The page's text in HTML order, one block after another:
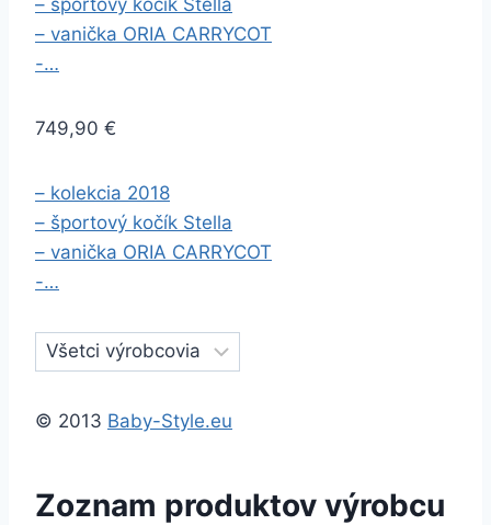
– vanička ORIA CARRYCOT
-…
749,90 €
– kolekcia 2018
– športový kočík Stella
– vanička ORIA CARRYCOT
-…
© 2013 Baby-Style.eu
Zoznam produktov výrobcu